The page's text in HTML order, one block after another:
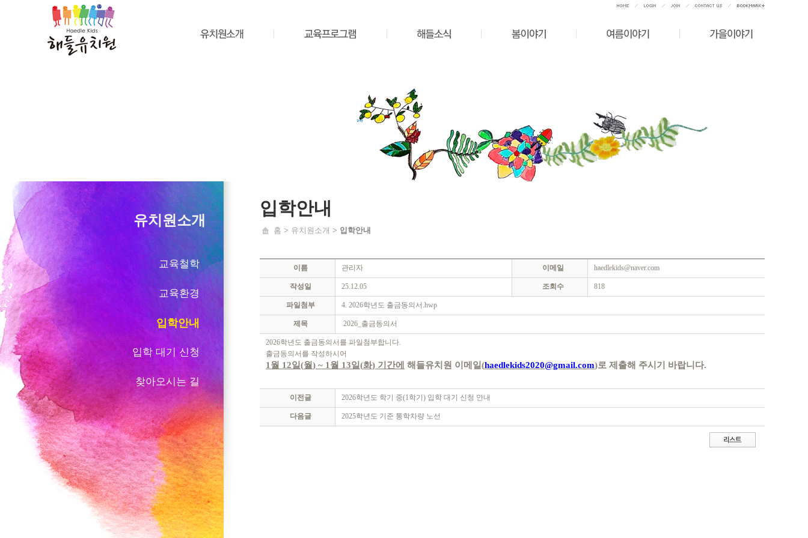
유치원소개
교육철학
교육환경
입학안내
입학 대기 신청
찾아오시는 길
입학안내
홈 > 유치원소개 > 입학안내
이름 관리자 이메일 haedlekids@naver.com
작성일 25.12.05 조회수 818
파일첨부 4. 2026학년도 출금동의서.hwp
제목 2026_출금동의서
2026학년도 출금동의서를 파일첨부합니다.
출금동의서를 작성하시어
1 월 12일(월) ~ 1 월 13일(화) 기간에 해들유치원 이메일(haedlekids2020@gmail.com)로 제출해 주시기 바랍니다.
이전글 2026학년도 학기 중(1학기) 입학 대기 신청 안내
다음글 2025학년도 기준 통학차량 노선